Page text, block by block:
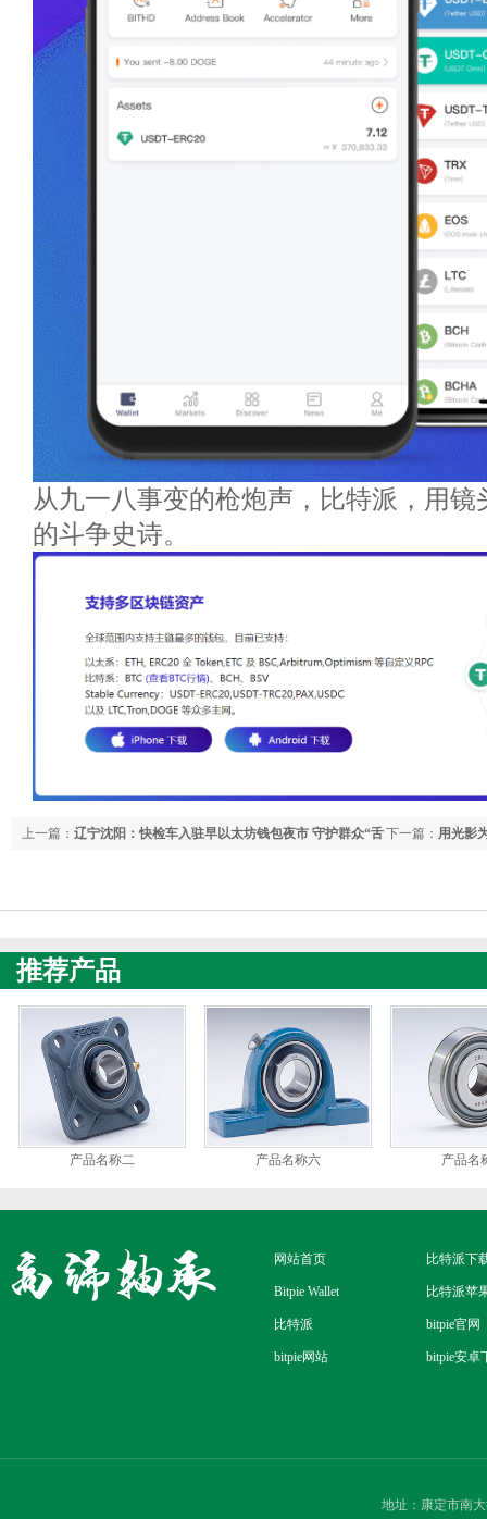
从九一八事变的枪炮声，比特派，用
的斗争史诗。
下一篇： 用光影
上一篇： 辽宁沈阳：快检车入驻早以太坊钱包夜市 守护群众“舌
推荐产品
产品名称二 产品名称六 产品名
网站首页 比特派下
Bitpie Wallet 比特派苹
比特派 bitpie官网
bitpie网站 bitpie安卓
地址：康定市南